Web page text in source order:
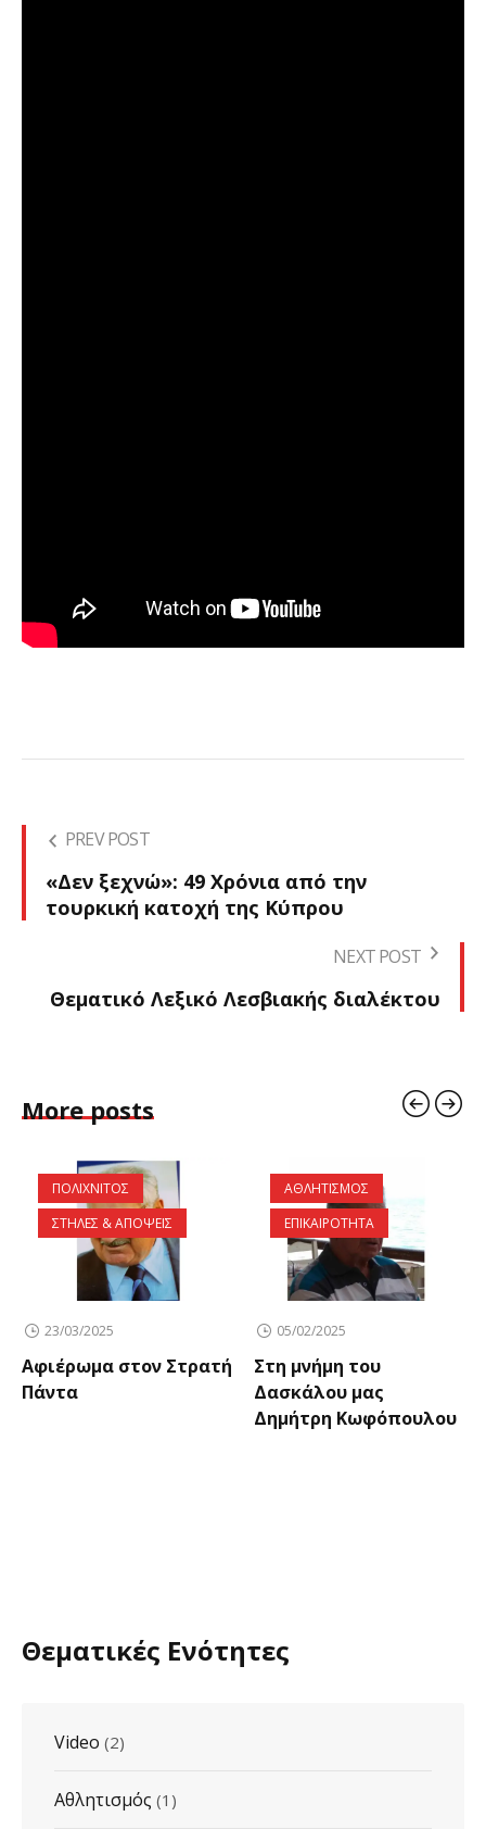
PREV POST
«Δεν ξεχνώ»: 49 Χρόνια από την
τουρκική κατοχή της Κύπρου
NEXT POST
Θεματικό Λεξικό Λεσβιακής διαλέκτου
More posts
ΠΟΛΙΧΝΙΤΟΣ
ΣΤΗΛΕΣ & ΑΠΟΨΕΙΣ
23/03/2025
Αφιέρωμα στον Στρατή
Πάντα
ΑΘΛΗΤΙΣΜΟΣ
ΕΠΙΚΑΙΡΟΤΗΤΑ
05/02/2025
Στη μνήμη του
Δασκάλου μας
Δημήτρη Κωφόπουλου
Θεματικές Ενότητες
Video (2)
Αθλητισμός (1)